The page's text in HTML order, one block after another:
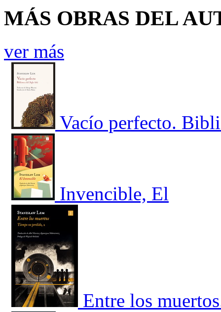
MÁS OBRAS DEL
ver más
Vacío perfecto.
Invencible, El
Entre los